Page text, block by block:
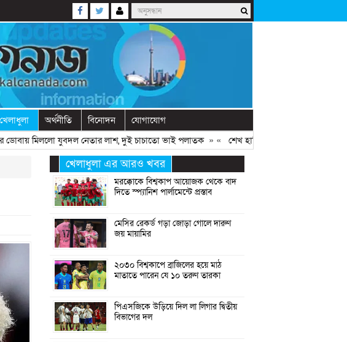
খেলাধুলা অর্থনীতি বিনোদন যোগাযোগ
মিললো যুবদল নেতার লাশ, দুই চাচাতো ভাই পলাতক» « শেখ হাসিনাকে ফিরিয়ে আনতে দেরি হচ্ছে
খেলাধুলা এর আরও খবর
মরক্কোকে বিশ্বকাপ আয়োজক থেকে বাদ
দিতে স্প্যানিশ পার্লামেন্টে প্রস্তাব
মেসির রেকর্ড গড়া জোড়া গোলে দারুণ
জয় মায়ামির
২০৩০ বিশ্বকাপে ব্রাজিলের হয়ে মাঠ
মাতাতে পারেন যে ১০ তরুণ তারকা
পিএসজিকে উড়িয়ে দিল লা লিগার দ্বিতীয়
বিভাগের দল